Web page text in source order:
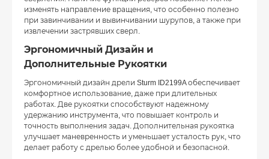
изменять направление вращения, что особенно полезно
при завинчивании и вывинчивании шурупов, а также при
извлечении застрявших сверл.
Эргономичный Дизайн и
Дополнительные Рукоятки
Эргономичный дизайн дрели Sturm ID2199A обеспечивает
комфортное использование, даже при длительных
работах. Две рукоятки способствуют надежному
удержанию инструмента, что повышает контроль и
точность выполнения задач. Дополнительная рукоятка
улучшает маневренность и уменьшает усталость рук, что
делает работу с дрелью более удобной и безопасной.